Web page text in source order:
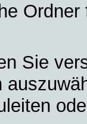
Sie